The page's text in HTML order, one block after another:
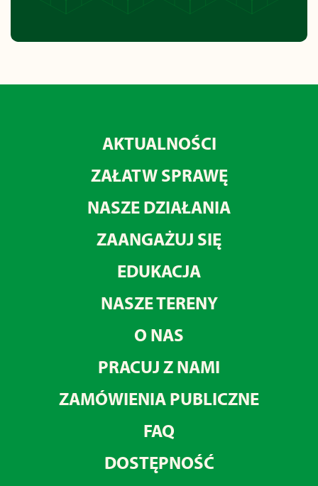
AKTUALNOŚCI
ZAŁATW SPRAWĘ
NASZE DZIAŁANIA
ZAANGAŻUJ SIĘ
EDUKACJA
NASZE TERENY
O NAS
PRACUJ Z NAMI
ZAMÓWIENIA PUBLICZNE
FAQ
DOSTĘPNOŚĆ